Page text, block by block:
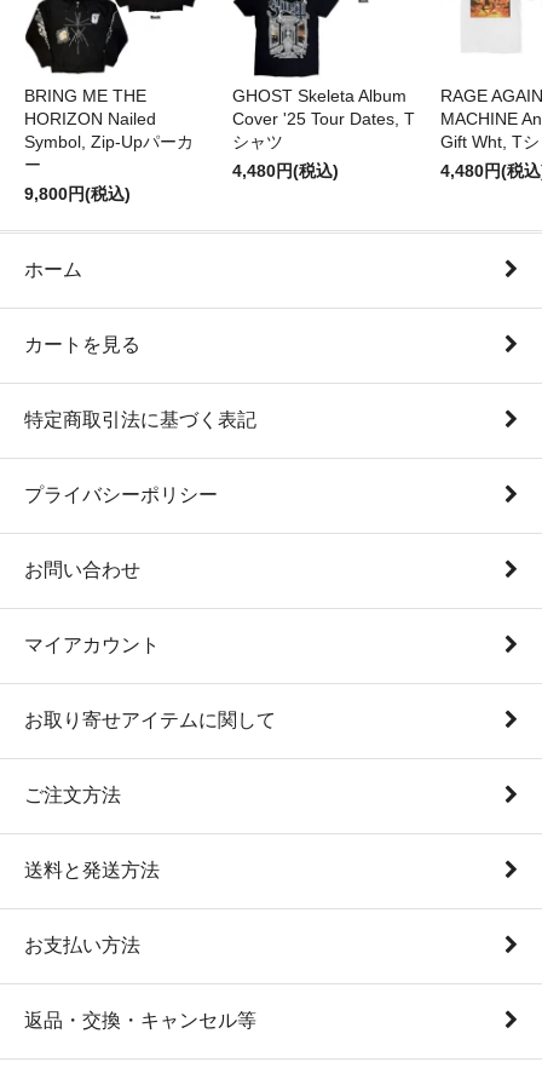
BRING ME THE
HORIZON Nailed
Symbol, Zip-Upパーカ
ー
9,800円(税込)
GHOST Skeleta Album
Cover '25 Tour Dates, T
シャツ
4,480円(税込)
RAGE
MACHINE
Gift Wht, T
4,480円(税
ホーム
カートを見る
特定商取引法に基づく表記
プライバシーポリシー
お問い合わせ
マイアカウント
お取り寄せアイテムに関して
ご注文方法
送料と発送方法
お支払い方法
返品・交換・キャンセル等